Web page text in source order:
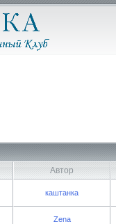
Автор
каштанка
Zena